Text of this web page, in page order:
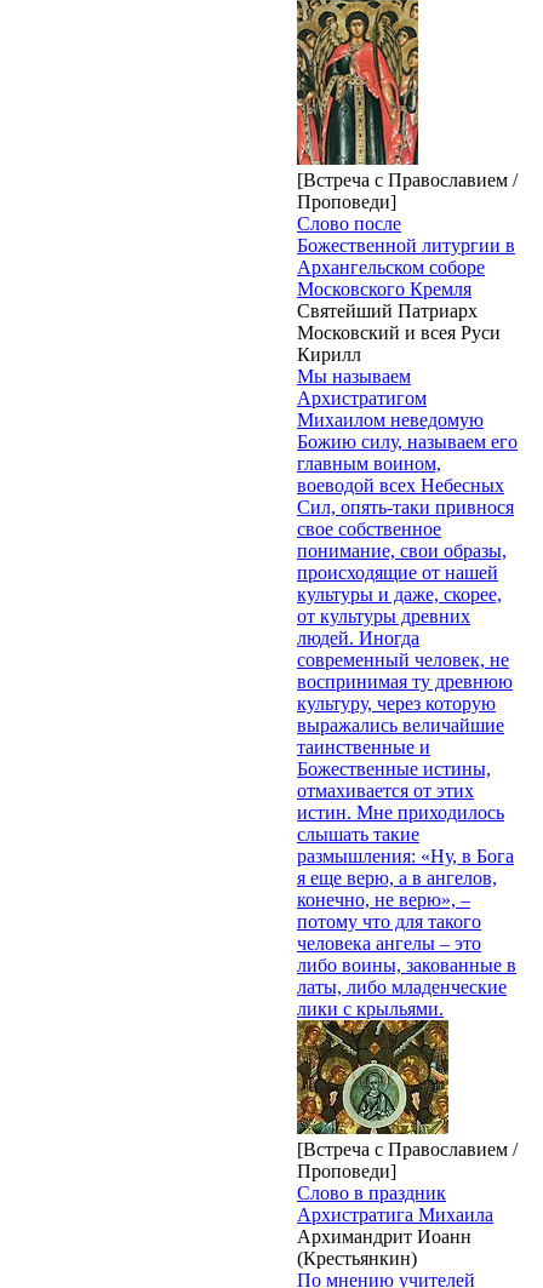
[Встреча с Православием /
Проповеди]
Слово после
Божественной литургии в
Архангельском соборе
Московского Кремля
Святейший Патриарх
Московский и всея Руси
Кирилл
Мы называем
Архистратигом
Михаилом неведомую
Божию силу, называем его
главным воином,
воеводой всех Небесных
Сил, опять-таки привнося
свое собственное
понимание, свои образы,
происходящие от нашей
культуры и даже, скорее,
от культуры древних
людей. Иногда
современный человек, не
воспринимая ту древнюю
культуру, через которую
выражались величайшие
таинственные и
Божественные истины,
отмахивается от этих
истин. Мне приходилось
слышать такие
размышления: «Ну, в Бога
я еще верю, а в ангелов,
конечно, не верю», –
потому что для такого
человека ангелы – это
либо воины, закованные в
латы, либо младенческие
лики с крыльями.
[Встреча с Православием /
Проповеди]
Слово в праздник
Архистратига Михаила
Архимандрит Иоанн
(Крестьянкин)
По мнению учителей